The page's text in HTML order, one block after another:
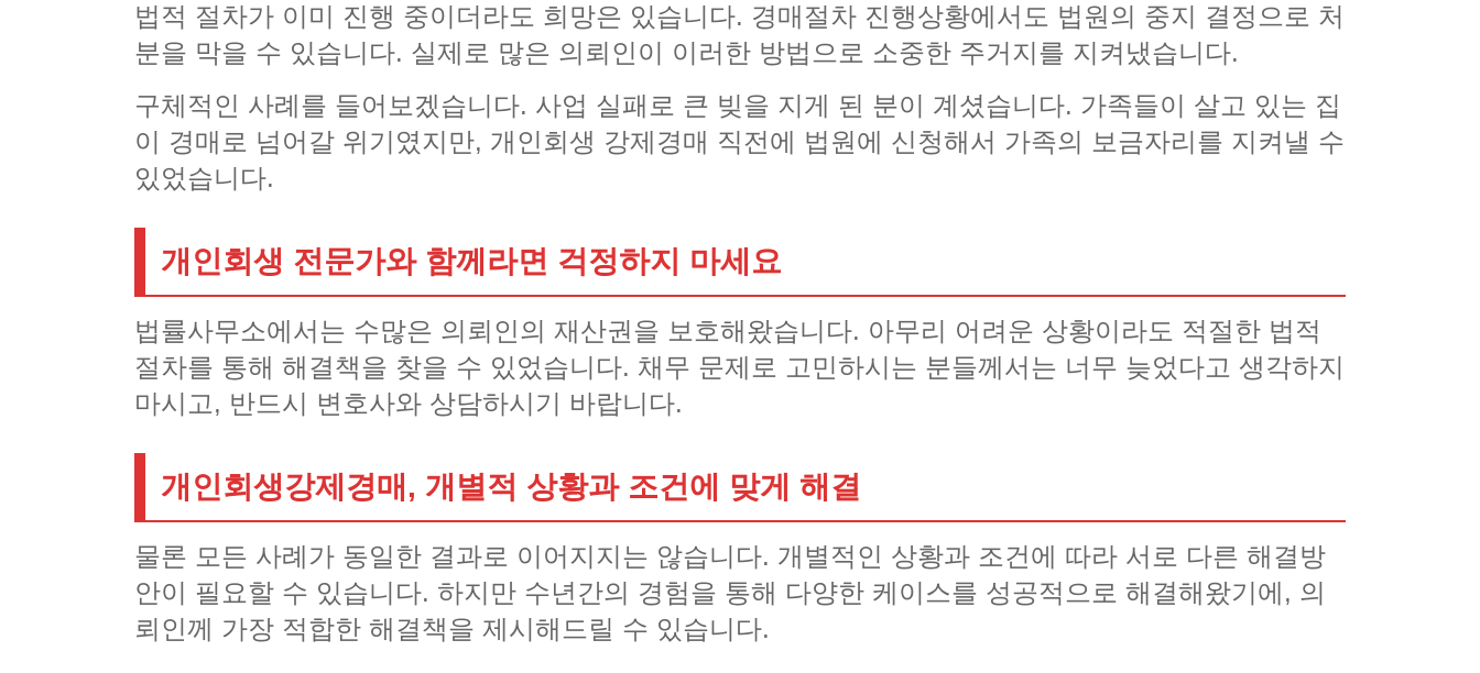
법적 절차가 이미 진행 중이더라도 희망은 있습니다. 경매절차 진행상황에서도 법원의 중지 결정으로 처
분을 막을 수 있습니다. 실제로 많은 의뢰인이 이러한 방법으로 소중한 주거지를 지켜냈습니다.
구체적인 사례를 들어보겠습니다. 사업 실패로 큰 빚을 지게 된 분이 계셨습니다. 가족들이 살고 있는 집
이 경매로 넘어갈 위기였지만, 개인회생 강제경매 직전에 법원에 신청해서 가족의 보금자리를 지켜낼 수
있었습니다.
개인회생 전문가와 함께라면 걱정하지 마세요
법률사무소에서는 수많은 의뢰인의 재산권을 보호해왔습니다. 아무리 어려운 상황이라도 적절한 법적
절차를 통해 해결책을 찾을 수 있었습니다. 채무 문제로 고민하시는 분들께서는 너무 늦었다고 생각하지
마시고, 반드시 변호사와 상담하시기 바랍니다.
개인회생강제경매, 개별적 상황과 조건에 맞게 해결
물론 모든 사례가 동일한 결과로 이어지지는 않습니다. 개별적인 상황과 조건에 따라 서로 다른 해결방
안이 필요할 수 있습니다. 하지만 수년간의 경험을 통해 다양한 케이스를 성공적으로 해결해왔기에, 의
뢰인께 가장 적합한 해결책을 제시해드릴 수 있습니다.